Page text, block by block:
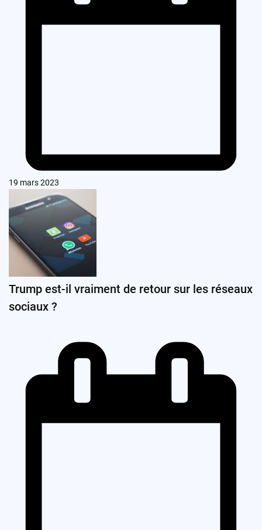
19 mars 2023
Trump est-il vraiment de retour sur les réseaux
sociaux ?